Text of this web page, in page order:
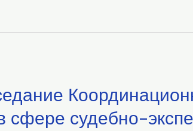
сфере судебно-